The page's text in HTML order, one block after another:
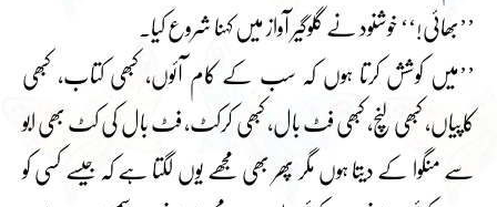
’’بھائی!‘‘ خوشنود نے گلوگیر آواز میں کہنا شروع کیا۔
’’میں کوشش کرتا ہوں کہ سب کے کام آئوں، کبھی کتاب، کبھی
کاپیاں، کبھی لنچ، کبھی فٹ بال، کبھی کرکٹ، فٹ بال کی کٹ بھی ابو
سے منگوا کے دیتا ہوں مگر پھر بھی مجھے یوں لگتا ہے کہ جیسے کسی کو